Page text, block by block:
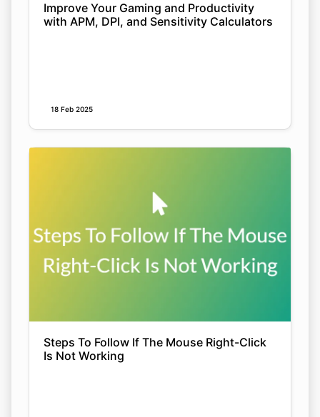
Improve Your Gaming and Productivity
with APM, DPI, and Sensitivity Calculators
18 Feb 2025
Steps To Follow If The Mouse Right-Click
Is Not Working